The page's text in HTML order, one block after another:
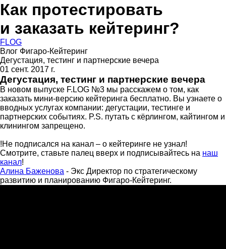
Как протестировать
и заказать кейтеринг?
FLOG
Влог Фигаро-Кейтеринг
Дегустация, тестинг и партнерские вечера
01 сент. 2017 г.
Дегустация, тестинг и партнерские вечера
В новом выпуске F.LOG №3 мы расскажем о том, как
заказать мини-версию кейтеринга бесплатно. Вы узнаете о
вводных услугах компании: дегустации, тестинге и
партнерских событиях. P.S. путать с кёрлингом, кайтингом и
клинингом запрещено.
!Не подписался на канал – о кейтеринге не узнал!
Смотрите, ставьте палец вверх и подписывайтесь на наш
канал!
Алина Баженова - Экс Директор по стратегическому
развитию и планированию Фигаро-Кейтеринг.